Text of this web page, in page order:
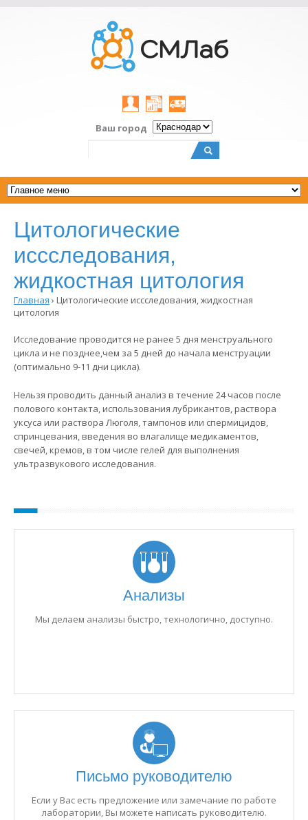
Личный
кабинет
Результаты
on-
Заказать
выезд
Ваш город
поиска
Цитологические
иссследования,
жидкостная цитология
Вы
Главная › Цитологические иссследования, жидкостная
цитология
Исследование проводится не ранее 5 дня менструального
цикла и не позднее,чем за 5 дней до начала менструации
(оптимально 9-11 дни цикла).
Нельзя проводить данный анализ в течение 24 часов после
полового контакта, использования лубрикантов, раствора
уксуса или раствора Люголя, тампонов или спермицидов,
спринцевания, введения во влагалище медикаментов,
свечей, кремов, в том числе гелей для выполнения
ультразвукового исследования.
Анализы
Мы делаем анализы быстро, технологично, доступно.
Письмо руководителю
Если у Вас есть предложение или замечание по работе
лаборатории, Вы можете написать руководителю.